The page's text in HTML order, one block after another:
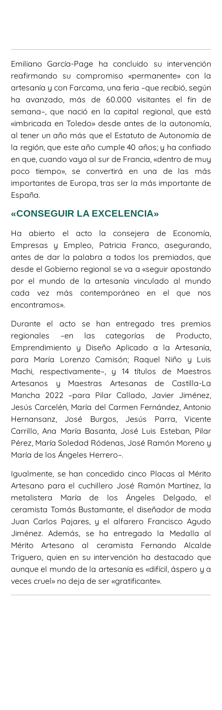
Emiliano García-Page ha concluido su intervención
reafirmando su compromiso «permanente» con la
artesanía y con Farcama, una feria –que recibió, según
ha avanzado, más de 60.000 visitantes el fin de
semana–, que nació en la capital regional, que está
«imbricada en Toledo» desde antes de la autonomía,
al tener un año más que el Estatuto de Autonomía de
la región, que este año cumple 40 años; y ha confiado
en que, cuando vaya al sur de Francia, «dentro de muy
poco tiempo», se convertirá en una de las más
importantes de Europa, tras ser la más importante de
España.
«CONSEGUIR LA EXCELENCIA»
Ha abierto el acto la consejera de Economía,
Empresas y Empleo, Patricia Franco, asegurando,
antes de dar la palabra a todos los premiados, que
desde el Gobierno regional se va a «seguir apostando
por el mundo de la artesanía vinculado al mundo
cada vez más contemporáneo en el que nos
encontramos».
Durante el acto se han entregado tres premios
regionales –en las categorías de Producto,
Emprendimiento y Diseño Aplicado a la Artesanía,
para María Lorenzo Camisón; Raquel Niño y Luis
Machi, respectivamente–, y 14 títulos de Maestros
Artesanos y Maestras Artesanas de Castilla-La
Mancha 2022 –para Pilar Callado, Javier Jiménez,
Jesús Carcelén, María del Carmen Fernández, Antonio
Hernansanz, José Burgos, Jesús Parra, Vicente
Carrillo, Ana María Basanta, José Luis Esteban, Pilar
Pérez, María Soledad Ródenas, José Ramón Moreno y
María de los Ángeles Herrero–.
Igualmente, se han concedido cinco Placas al Mérito
Artesano para el cuchillero José Ramón Martínez, la
metalistera María de los Ángeles Delgado, el
ceramista Tomás Bustamante, el diseñador de moda
Juan Carlos Pajares, y el alfarero Francisco Agudo
Jiménez. Además, se ha entregado la Medalla al
Mérito Artesano al ceramista Fernando Alcalde
Triguero, quien en su intervención ha destacado que
aunque el mundo de la artesanía es «difícil, áspero y a
veces cruel» no deja de ser «gratificante».